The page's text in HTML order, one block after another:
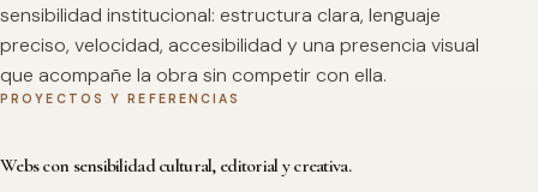
sensibilidad institucional: estructura clara, lenguaje
preciso, velocidad, accesibilidad y una presencia visual
que acompañe la obra sin competir con ella.
PROYECTOS Y REFERENCIAS
Webs con sensibilidad cultural, editorial y creativa.